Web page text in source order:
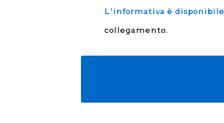
L'informativa è
collegamento.